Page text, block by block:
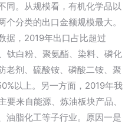
同。从规模看，有机化学品以
分类的出口金额规模最大。
据，2019年出口占比超过
钛白粉、聚氨酯、染料、磷化
老剂、硫酸铵、磷酸二铵、聚
以上。另一方面，2019年我
来自能源、炼油板块产品、
油脂化工等子行业。原因一是